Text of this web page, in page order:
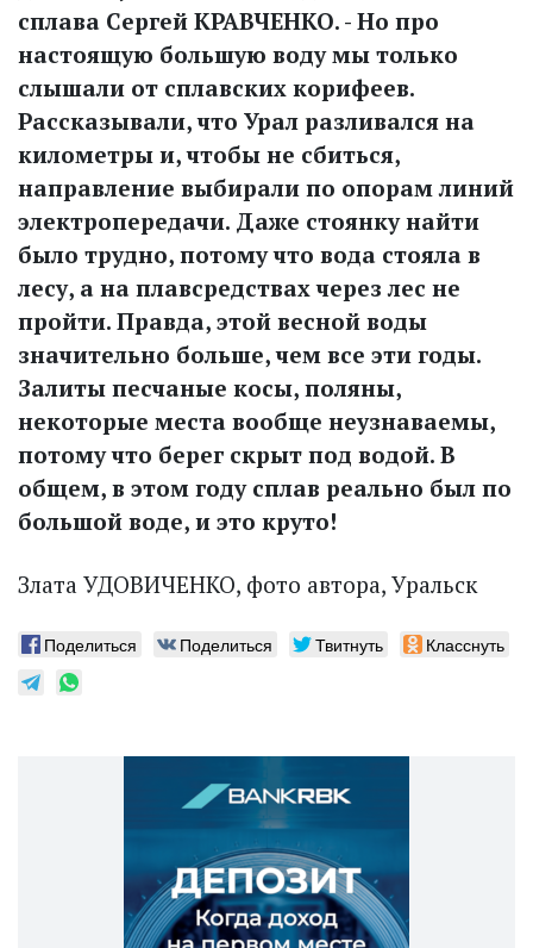
сплава Сергей КРАВЧЕНКО. - Но про
настоящую большую воду мы только
слышали от сплавских корифеев.
Рассказывали, что Урал разливался на
километры и, чтобы не сбиться,
направление выбирали по опорам линий
электропередачи. Даже стоянку найти
было трудно, потому что вода стояла в
лесу, а на плавсредствах через лес не
пройти. Правда, этой весной воды
значительно больше, чем все эти годы.
Залиты песчаные косы, поляны,
некоторые места вообще неузнаваемы,
потому что берег скрыт под водой. В
общем, в этом году сплав реально был по
большой воде, и это круто!
Злата УДОВИЧЕНКО, фото автора, Уральск
Поделиться Поделиться Твитнуть Класснуть